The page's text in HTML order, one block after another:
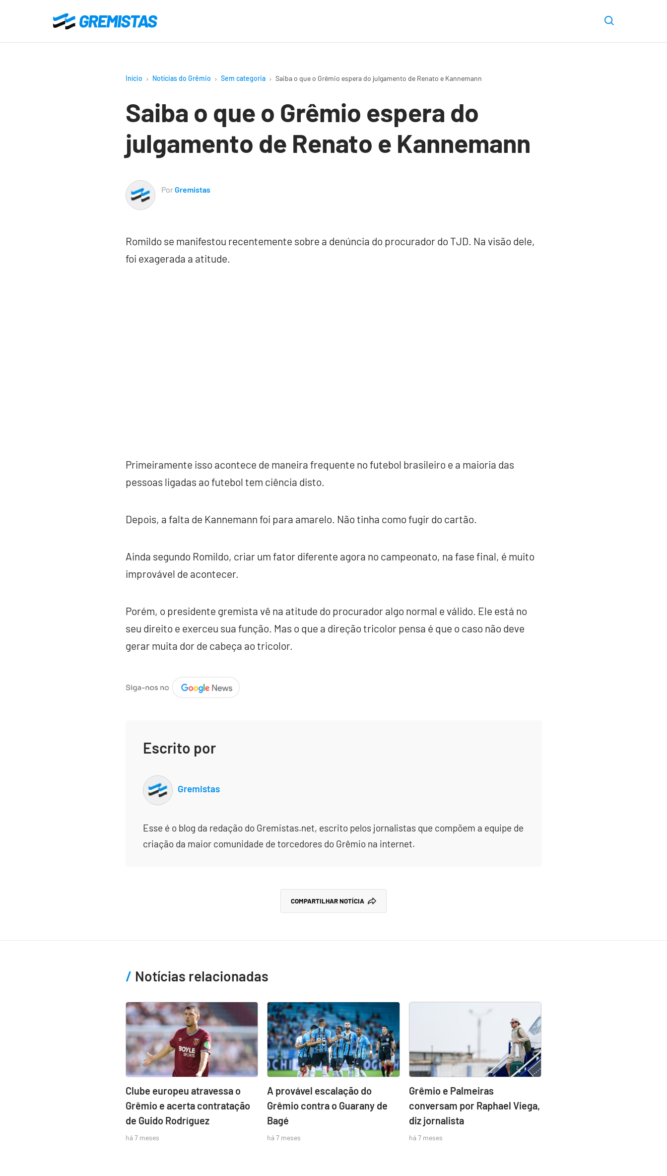
o
Gremistas
Início Notícias do Grêmio Sem categoria Saiba o que o Grêmio espera do julgamento de Renato e Kannemann
Saiba o que o Grêmio espera do
julgamento de Renato e Kannemann
PorGremistas
Romildo se manifestou recentemente sobre a denúncia do procurador do TJD. Na visão dele,
foi exagerada a atitude.
Primeiramente isso acontece de maneira frequente no futebol brasileiro e a maioria das
pessoas ligadas ao futebol tem ciência disto.
Depois, a falta de Kannemann foi para amarelo. Não tinha como fugir do cartão.
Ainda segundo Romildo, criar um fator diferente agora no campeonato, na fase final, é muito
improvável de acontecer.
Porém, o presidente gremista vê na atitude do procurador algo normal e válido. Ele está no
seu direito e exerceu sua função. Mas o que a direção tricolor pensa é que o caso não deve
gerar muita dor de cabeça ao tricolor.
Escrito por
Gremistas
Esse é o blog da redação do Gremistas.net, escrito pelos jornalistas que compõem a equipe de
criação da maior comunidade de torcedores do Grêmio na internet.
COMPARTILHAR NOTÍCIA
Notícias relacionadas
Clube europeu atravessa o
Grêmio e acerta contratação
de Guido Rodríguez
há 7 meses
A provável escalação do
Grêmio contra o Guarany de
Bagé
há 7 meses
Grêmio e Palmeiras
conversam por Raphael Viega,
diz jornalista
há 7 meses